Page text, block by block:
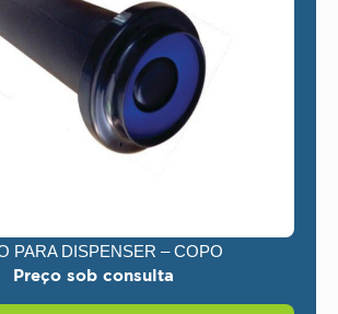
PARA DISPENSER – COPO
Preço sob consulta